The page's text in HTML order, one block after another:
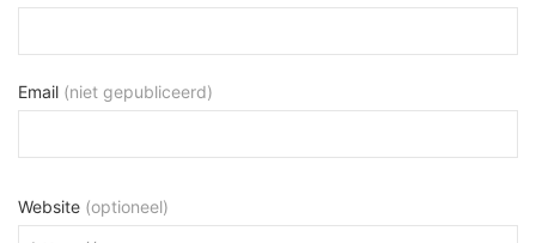
Email (niet gepubliceerd)
Website (optioneel)